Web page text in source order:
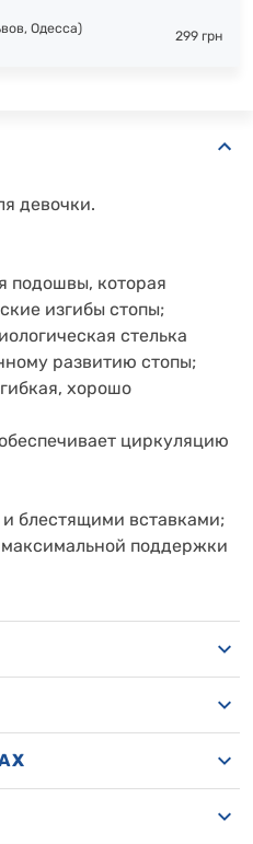
Одесса)
299 грн
девочки.
подошвы, которая
изгибы стопы;
стелька
развитию стопы;
хорошо
циркуляцию
блестящими вставками;
поддержки